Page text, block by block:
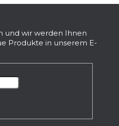
und wir werden Ihnen
Produkte in unserem E-